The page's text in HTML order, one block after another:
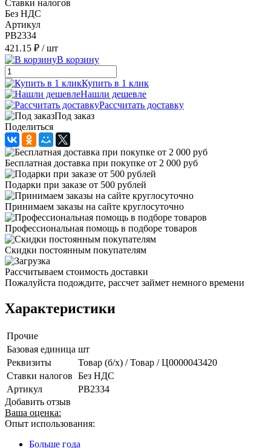
Ставки налогов
Без НДС
Артикул
PB2334
421.15 ₽ / шт
В корзину
Купить в 1 клик
Нашли дешевле
Рассчитать доставку
Под заказ
Поделиться
Бесплатная доставка при покупке от 2 000 руб
Подарки при заказе от 500 рублей
Принимаем заказы на сайте круглосуточно
Профессиональная помощь в подборе товаров
Скидки постоянным покупателям
Рассчитываем стоимость доставки
Пожалуйста подождите, рассчет займет немного времени
Характеристики
Прочие
Базовая единица шт
Реквизиты
Товар (б/х) / Товар / Ц0000043420
Ставки налогов Без НДС
Артикул
PB2334
Добавить отзыв
Ваша оценка:
Опыт использования:
Больше года